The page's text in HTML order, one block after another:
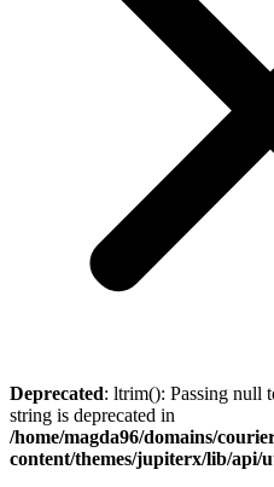
Deprecated: ltrim(): Passing null
string is deprecated in
/home/magda96/domains/
content/themes/jupiterx/lib/api/